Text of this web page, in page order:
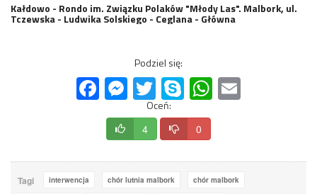
Kałdowo - Rondo im. Związku Polaków "Młody Las". Malbork, ul.
Tczewska - Ludwika Solskiego - Ceglana - Główna
Podziel się:
FacebookMessenger
Twitter Skype WhatsApp
Oceń:
4 0
Tagi interwencja chór lutnia malbork chór malbork